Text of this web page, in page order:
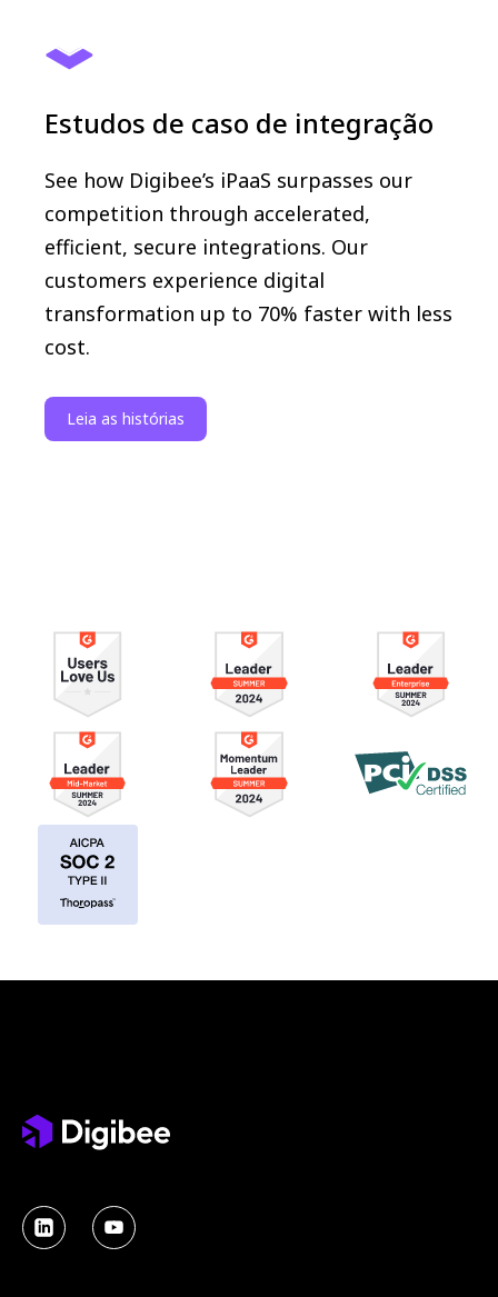
Estudos de caso de integração
See how Digibee’s iPaaS surpasses our
competition through accelerated,
efficient, secure integrations. Our
customers experience digital
transformation up to 70% faster with less
cost.
Leia as histórias